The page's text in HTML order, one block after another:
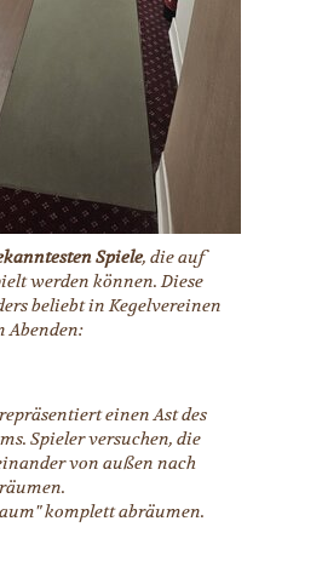
Spiele, die auf
werden können. Diese
beliebt in Kegelvereinen
Abenden:
einen Ast des
Spieler versuchen, die
von außen nach
komplett abräumen.